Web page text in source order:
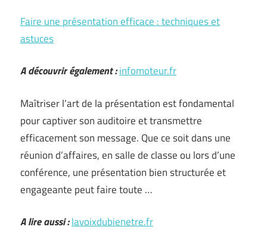
Faire une présentation efficace : techniques et
astuces
A découvrir également :infomoteur.fr
Maîtriser l’art de la présentation est fondamental
pour captiver son auditoire et transmettre
efficacement son message. Que ce soit dans une
réunion d’affaires, en salle de classe ou lors d’une
conférence, une présentation bien structurée et
engageante peut faire toute …
A lire aussi :lavoixdubienetre.fr